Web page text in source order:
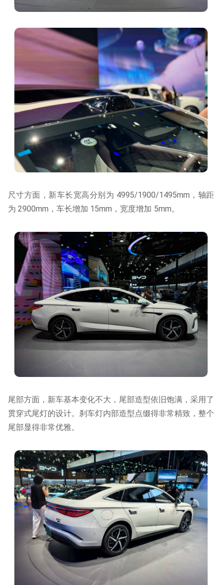
尺寸方面，新车长宽高分别为 4995/1900/1495mm，轴距
为 2900mm，车长增加 15mm，宽度增加 5mm。
尾部方面，新车基本变化不大，尾部造型依旧饱满，采用了
贯穿式尾灯的设计。刹车灯内部造型点缀得非常精致，整个
尾部显得非常优雅。